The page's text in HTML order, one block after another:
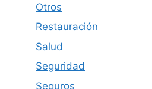
Otros
Restauración
Salud
Seguridad
Seguros